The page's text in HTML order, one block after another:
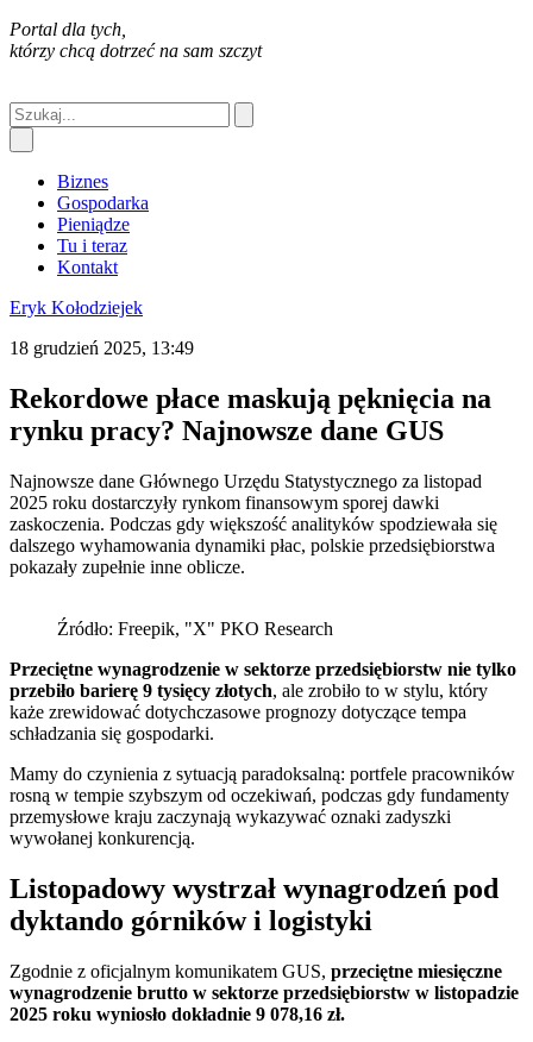
Portal dla tych,
którzy chcą dotrzeć na sam szczyt
Biznes
Gospodarka
Pieniądze
Tu i teraz
Kontakt
Eryk Kołodziejek
18 grudzień 2025, 13:49
Rekordowe płace maskują pęknięcia na
rynku pracy? Najnowsze dane GUS
Najnowsze dane Głównego Urzędu Statystycznego za listopad
2025 roku dostarczyły rynkom finansowym sporej dawki
zaskoczenia. Podczas gdy większość analityków spodziewała się
dalszego wyhamowania dynamiki płac, polskie przedsiębiorstwa
pokazały zupełnie inne oblicze.
Źródło: Freepik, "X" PKO Research
Przeciętne wynagrodzenie w sektorze przedsiębiorstw nie tylko
przebiło barierę 9 tysięcy złotych, ale zrobiło to w stylu, który
każe zrewidować dotychczasowe prognozy dotyczące tempa
schładzania się gospodarki.
Mamy do czynienia z sytuacją paradoksalną: portfele pracowników
rosną w tempie szybszym od oczekiwań, podczas gdy fundamenty
przemysłowe kraju zaczynają wykazywać oznaki zadyszki
wywołanej konkurencją.
Listopadowy wystrzał wynagrodzeń pod
dyktando górników i logistyki
Zgodnie z oficjalnym komunikatem GUS, przeciętne miesięczne
wynagrodzenie brutto w sektorze przedsiębiorstw w listopadzie
2025 roku wyniosło dokładnie 9 078,16 zł.